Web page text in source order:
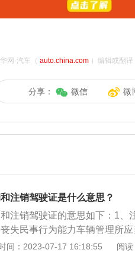
网·汽车（ auto.china.com）编辑或翻译
分享： 微信 微
注销驾驶证是什么意思？
注销驾驶证的意思如下：1、
失民事行为能力车辆管理所
指依法取得驾驶证后出现法
间：2023-07-17 16:18:55 阅